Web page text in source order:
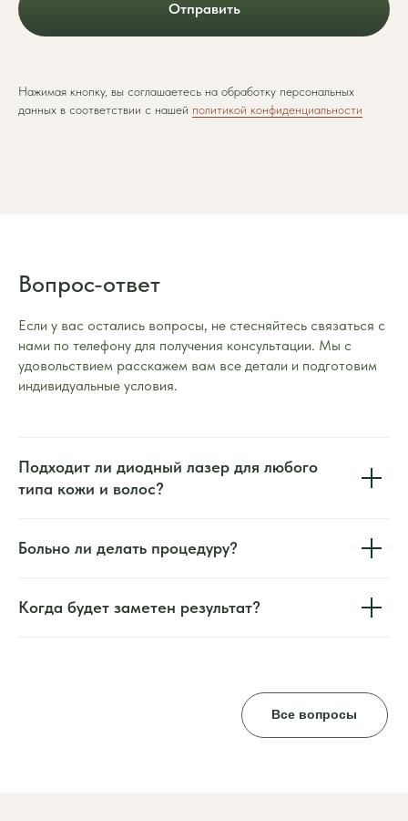
Отправить
Нажимая кнопку, вы соглашаетесь на обработку персональных
данных в соответствии с нашей политикой конфиденциальности
Вопрос-ответ
Если у вас остались вопросы, не стесняйтесь связаться с
нами по телефону для получения консультации. Мы с
удовольствием расскажем вам все детали и подготовим
индивидуальные условия.
Подходит ли диодный лазер для любого
типа кожи и волос?
Больно ли делать процедуру?
Когда будет заметен результат?
Все вопросы